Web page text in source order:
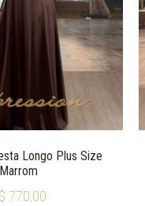
Longo Plus Size
Marrom
770,00